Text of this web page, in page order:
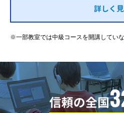
詳しく
※一部教室では中級コースを開講していな
信頼の全国